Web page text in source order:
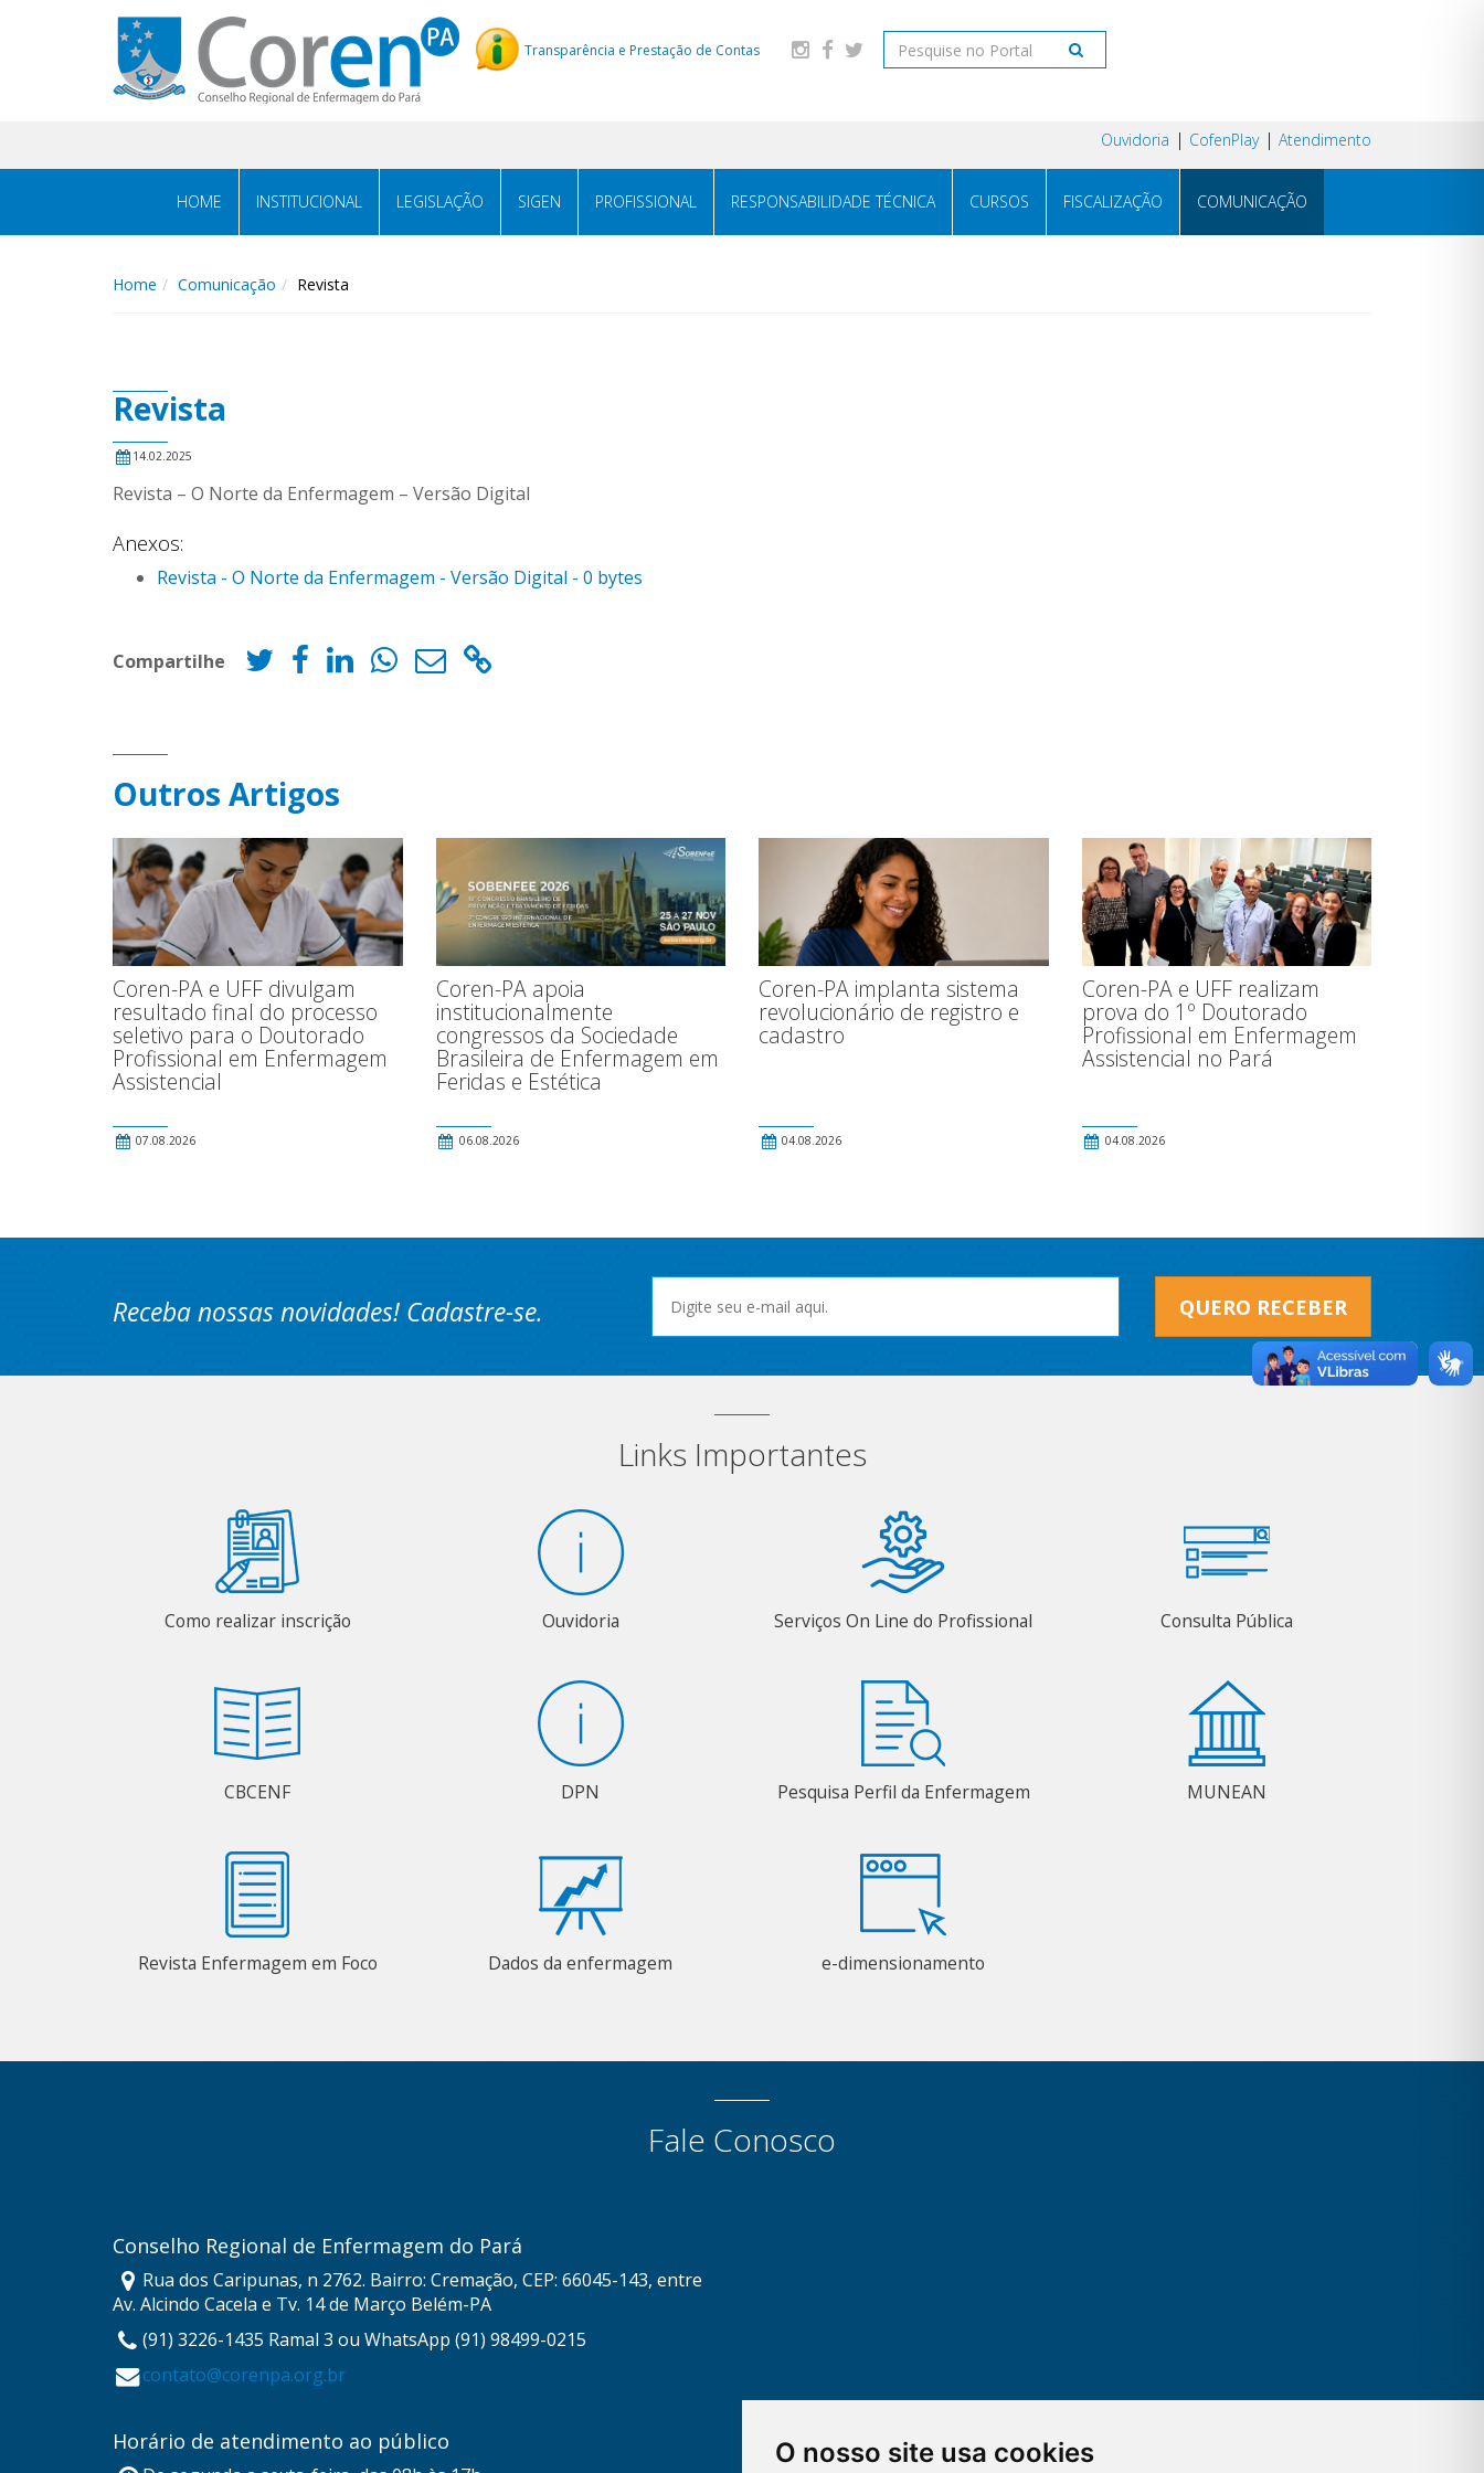
O nosso site usa cookies
Transparência e Prestação de Contas
Ouvidoria CofenPlay Atendimento
HOME INSTITUCIONAL LEGISLAÇÃO SIGEN PROFISSIONAL RESPONSABILIDADE TÉCNICA CURSOS FISCALIZAÇÃO COMUNICAÇÃO
Home Comunicação Revista
Revista
14.02.2025
Revista – O Norte da Enfermagem – Versão Digital
Anexos:
Revista - O Norte da Enfermagem - Versão Digital - 0 bytes
Compartilhe
Outros Artigos
Coren-PA e UFF divulgam
resultado final do processo
seletivo para o Doutorado
Profissional em Enfermagem
Assistencial
07.08.2026
Coren-PA apoia
institucionalmente
congressos da Sociedade
Brasileira de Enfermagem em
Feridas e Estética
06.08.2026
Coren-PA implanta sistema
revolucionário de registro e
cadastro
04.08.2026
Coren-PA e UFF realizam
prova do 1º Doutorado
Profissional em Enfermagem
Assistencial no Pará
04.08.2026
Receba nossas novidades! Cadastre-se. QUERO RECEBER
Links Importantes
Como realizar inscrição Ouvidoria Serviços On Line do Profissional Consulta Pública
CBCENF DPN Pesquisa Perfil da Enfermagem MUNEAN
Revista Enfermagem em Foco Dados da enfermagem e-dimensionamento
Fale Conosco
Conselho Regional de Enfermagem do Pará
Rua dos Caripunas, n 2762. Bairro: Cremação, CEP: 66045-143, entre
Av. Alcindo Cacela e Tv. 14 de Março Belém-PA
(91) 3226-1435 Ramal 3 ou WhatsApp (91) 98499-0215
contato@corenpa.org.br
Horário de atendimento ao público